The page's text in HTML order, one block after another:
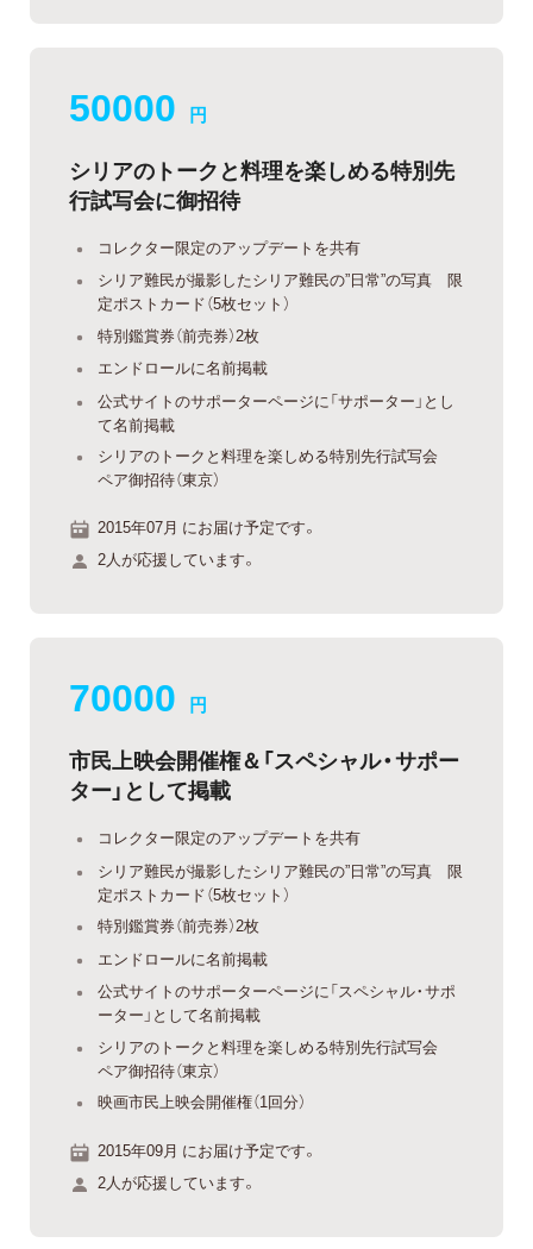
50000 円
シリアのトークと料理を楽しめる特別先
行試写会に御招待
コレクター限定のアップデートを共有
シリア難民が撮影したシリア難民の”日常”の写真 限
定ポストカード（5枚セット）
特別鑑賞券（前売券）2枚
エンドロールに名前掲載
公式サイトのサポーターページに「サポーター」とし
て名前掲載
シリアのトークと料理を楽しめる特別先行試写会
ペア御招待（東京）
2015年07月 にお届け予定です。
2人が応援しています。
70000 円
市民上映会開催権＆「スペシャル・サポー
ター」として掲載
コレクター限定のアップデートを共有
シリア難民が撮影したシリア難民の”日常”の写真 限
定ポストカード（5枚セット）
特別鑑賞券（前売券）2枚
エンドロールに名前掲載
公式サイトのサポーターページに「スペシャル・サポ
ーター」として名前掲載
シリアのトークと料理を楽しめる特別先行試写会
ペア御招待（東京）
映画市民上映会開催権（1回分）
2015年09月 にお届け予定です。
2人が応援しています。